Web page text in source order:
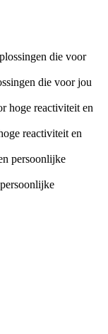
die voor jou
reactiviteit en